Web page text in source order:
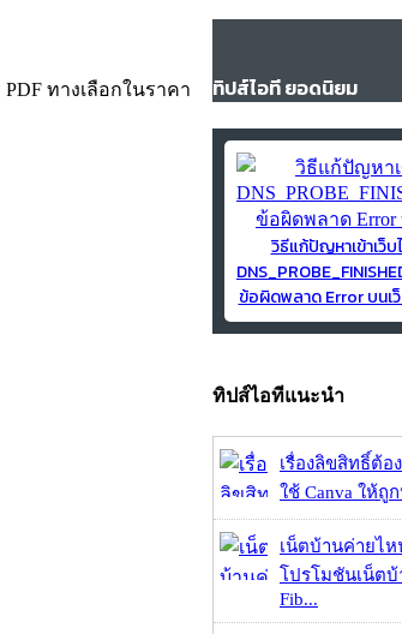
ทางเลือกในราคา
ทิปส์ไอที ยอดนิยม
วิธีแก้ปัญหาเข้าเว็บ
ข้อผิดพลาด Error บนเว็
ทิปส์ไอทีแนะนำ
เรื่องลิขสิทธิ์ต้อ
ใช้ Canva ให้ถูก
เน็ตบ้านค่ายไห
โปรโมชันเน็ตบ้
Fib...